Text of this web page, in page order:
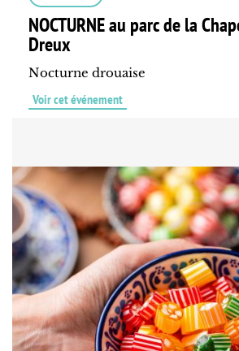
NOCTURNE au parc de la
Dreux
Nocturne drouaise
Voir cet événement